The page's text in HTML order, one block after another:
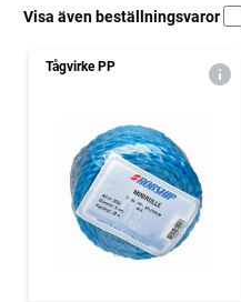
Visa även beställningsvaror
Tågvirke PP